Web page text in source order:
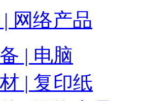
网络产品
| 电脑
| 复印纸